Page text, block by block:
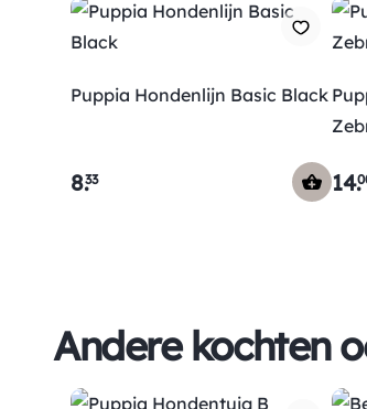
Puppia Hondenlijn Basic Black
8.33 14.
Andere kochten